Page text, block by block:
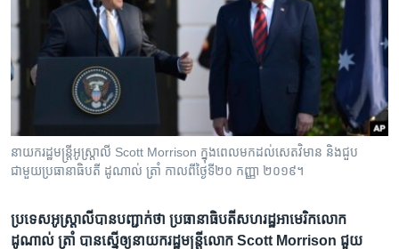
រចនា
រំលង​
និង​
ទៅ​
កាន់​
ទំព័រ​
រក
កម្មវិធីទាំងអស់
Khmer English
បណ្តាញ​សង្គម
នាយក​រដ្ឋ​មន្ត្រី​អូស្ត្រាលី​ Scott Morrison ក្នុង​ពេល​មក​ដល់​សេត​វិមាន និង​ជួប​
ជាមួយ​ប្រធានាធិបតី​ ដូណាល់ ត្រាំ កាល​ពី​ថ្ងៃទី​២០ កញ្ញា ២០១៩។
ប្រទេស​អូស្រ្តាលី​បាន​បញ្ជាក់​ថា​ ប្រធានាធិបតី​សហរដ្ឋ​អាមេរិក​លោក
ដូណាល់ ត្រាំ​ បាន​ស្នើ​ឲ្យ​នាយក​រដ្ឋមន្រ្តី​លោក ​Scott Morrison​ ជួយ​